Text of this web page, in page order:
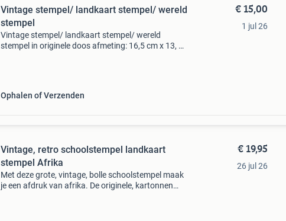
Vintage stempel/ landkaart stempel/ wereld
stempel
Vintage stempel/ landkaart stempel/ wereld
stempel in originele doos afmeting: 16,5 cm x 13, 5
Ophalen of Verzenden
€ 15,00
1 jul 26
Vintage, retro schoolstempel landkaart
stempel Afrika
Met deze grote, vintage, bolle schoolstempel maak
je een afdruk van afrika. De originele, kartonnen
€ 19,95
26 jul 26